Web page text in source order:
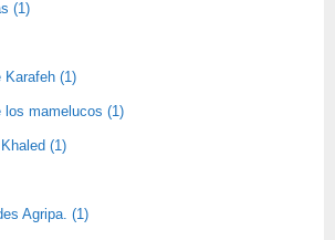
(1)
Karafeh (1)
los mamelucos (1)
(1)
Agripa. (1)